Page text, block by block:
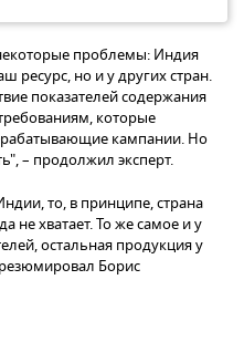
проблемы: Индия
ресурс, но и у других стран.
показателей содержания
которые
кампании. Но
– продолжил эксперт.
то, в принципе, страна
не хватает. То же самое и у
остальная продукция у
Борис